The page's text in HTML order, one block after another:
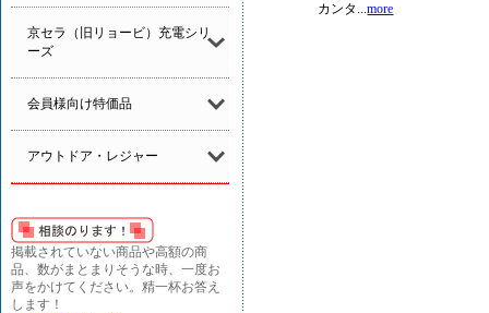
京セラ（旧リョービ）充電シリ
ーズ
会員様向け特価品
アウトドア・レジャー
掲載されていない商品や高額の商
品、数がまとまりそうな時、一度お
声をかけてください。精一杯お答え
します！
カンタ...more